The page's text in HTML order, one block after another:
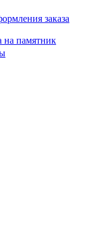
заказа
на памятник